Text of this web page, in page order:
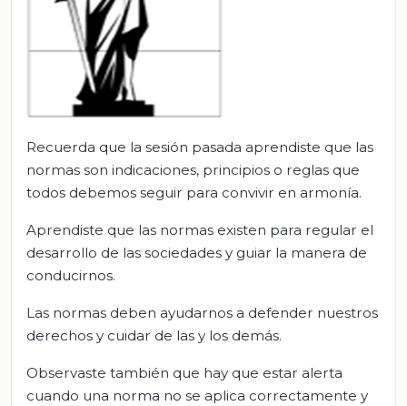
Recuerda que la sesión pasada aprendiste que las
normas son indicaciones, principios o reglas que
todos debemos seguir para convivir en armonía.
Aprendiste que las normas existen para regular el
desarrollo de las sociedades y guiar la manera de
conducirnos.
Las normas deben ayudarnos a defender nuestros
derechos y cuidar de las y los demás.
Observaste también que hay que estar alerta
cuando una norma no se aplica correctamente y